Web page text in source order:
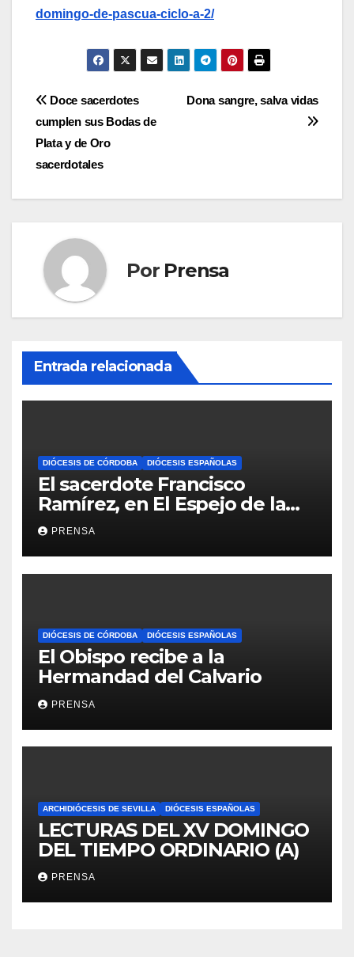
domingo-de-pascua-ciclo-a-2/
Navegación
de
entradas
Dona sangre, salva vidas
Doce sacerdotes
cumplen sus Bodas de
Plata y de Oro
sacerdotales
Por Prensa
Entrada relacionada
DIÓCESIS DE CÓRDOBA DIÓCESIS ESPAÑOLAS
El sacerdote Francisco
Ramírez, en El Espejo de la
Iglesia
PRENSA
DIÓCESIS DE CÓRDOBA DIÓCESIS ESPAÑOLAS
El Obispo recibe a la
Hermandad del Calvario
PRENSA
ARCHIDIÓCESIS DE SEVILLA DIÓCESIS ESPAÑOLAS
LECTURAS DEL XV DOMINGO
DEL TIEMPO ORDINARIO (A)
PRENSA